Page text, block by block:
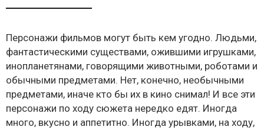
Персонажи фильмов могут быть кем угодно. Людьми,
фантастическими существами, ожившими игрушками,
инопланетянами, говорящими животными, роботами и
обычными предметами. Нет, конечно, необычными
предметами, иначе кто бы их в кино снимал! И все эти
персонажи по ходу сюжета нередко едят. Иногда
много, вкусно и аппетитно. Иногда урывками, на ходу,